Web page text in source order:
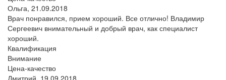
Ольга, 21.09.2018
Врач понравился, прием хороший. Все отлично! Владимир
Сергеевич внимательный и добрый врач, как специалист
хороший.
Квалификация
Внимание
Цена-качество